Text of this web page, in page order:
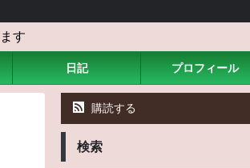
す
日記 プロフィール
購読する
検索